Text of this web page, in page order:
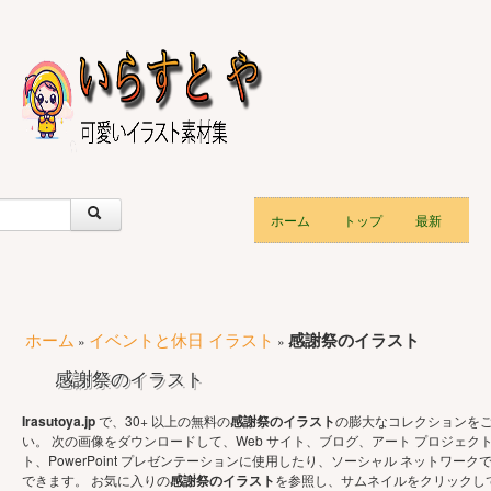
ホーム トップ 最新
ホーム » イベントと休日 イラスト » 感謝祭のイラスト
感謝祭のイラスト
Irasutoya.jpで、30+ 以上の無料の感謝祭のイラストの膨大なコレクションを
い。 次の画像をダウンロードして、Web サイト、ブログ、アート プロジェク
ト、PowerPoint プレゼンテーションに使用したり、ソーシャル ネットワーク
できます。 お気に入りの感謝祭のイラストを参照し、サムネイルをクリックし